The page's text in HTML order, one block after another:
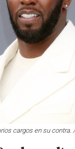
cargos en su contra.